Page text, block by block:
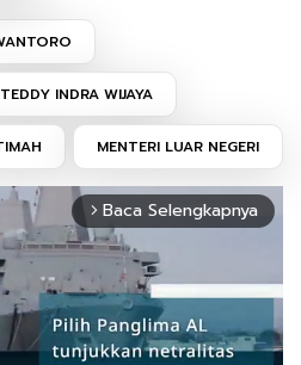
TEDDY INDRA WIJAYA
MENTERI LUAR NEGERI
arrow_forward_ios Baca Selengkapnya